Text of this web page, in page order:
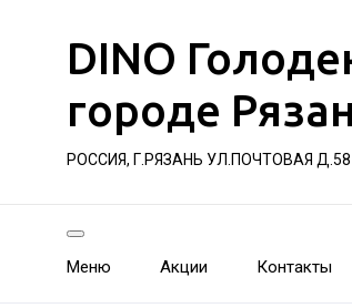
DINO
городе
РОССИЯ, Г.РЯЗАНЬ УЛ.ПОЧТОВАЯ Д.58
Меню Акции Контакты